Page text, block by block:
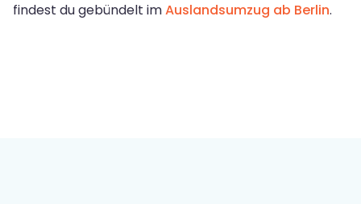
findest du gebündelt imAuslandsumzug ab Berlin.